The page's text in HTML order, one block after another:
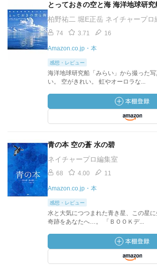
とっておきの空と海 海洋地球研究
柏野祐二 堀E正岳 ネイチャープロ
74 3.71 16
Amazon.co.jp・本
感想・レビュー
海洋地球研究船「みらい」から撮った
い。 空がきれい。 虹やオーロラな...
青の本 空の蒼 水の碧
ネイチャープロ編集室
68 4.00 11
Amazon.co.jp・本
感想・レビュー
水と大気につつまれた青き星、この星
奇跡をあなたへ…。 「ＢＯＯＫデ...